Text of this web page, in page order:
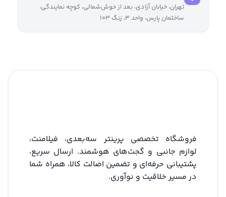
تهران، خیابان آزادی، بعد از خوش‌شمالی، کوچه نمایندگی،
ساختمان پارس، واحد ۳، زنگ ۱۰۳
فروشگاه تخصصی پرینتر سه‌بعدی، فیلامنت،
لوازم جانبی و گجت‌های هوشمند. ارسال سریع،
پشتیبانی حرفه‌ای و تضمین اصالت کالا، همراه شما
در مسیر خلاقیت و نوآوری.